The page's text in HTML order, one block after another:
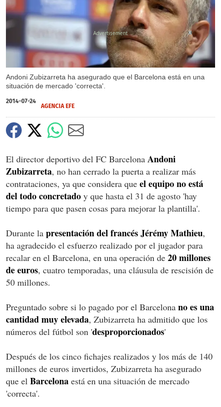
Andoni Zubizarreta ha asegurado que el Barcelona está en una
situación de mercado 'correcta'.
X
2014-07-24
AGENCIA EFE
El director deportivo del FC Barcelona Andoni
Zubizarreta, no han cerrado la puerta a realizar más
contrataciones, ya que considera que el equipo no está
del todo concretado y que hasta el 31 de agosto 'hay
tiempo para que pasen cosas para mejorar la plantilla'.
Durante la presentación del francés Jérémy Mathieu,
ha agradecido el esfuerzo realizado por el jugador para
recalar en el Barcelona, en una operación de 20 millones
de euros, cuatro temporadas, una cláusula de rescisión de
50 millones.
Preguntado sobre si lo pagado por el Barcelona no es una
cantidad muy elevada, Zubizarreta ha admitido que los
números del fútbol son 'desproporcionados'
Después de los cinco fichajes realizados y los más de 140
millones de euros invertidos, Zubizarreta ha asegurado
que el Barcelona está en una situación de mercado
'correcta'.